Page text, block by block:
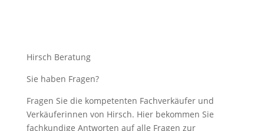
Hirsch Beratung
Sie haben Fragen?
Fragen Sie die kompetenten Fachverkäufer und
Verkäuferinnen von Hirsch. Hier bekommen Sie
fachkundige Antworten auf alle Fragen zur